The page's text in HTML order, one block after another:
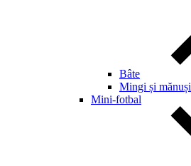
Bâte
Mingi și mănuși
Mini-fotbal